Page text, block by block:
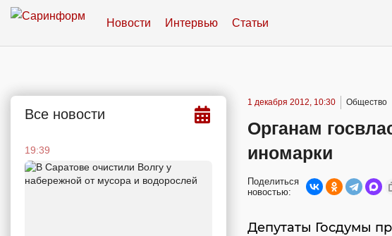
Новости Интервью Статьи
Все новости
19:39
1 декабря 2012, 10:30 Общество
Органам
иномарки
Поделиться
новостью:
Депутаты Госдумы